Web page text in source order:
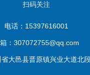
扫码关注
电话：15397616001
：307072755@qq.com
大邑县晋原镇兴业大道北